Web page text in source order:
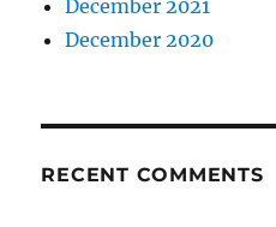
December 2021
December 2020
RECENT COMMENTS